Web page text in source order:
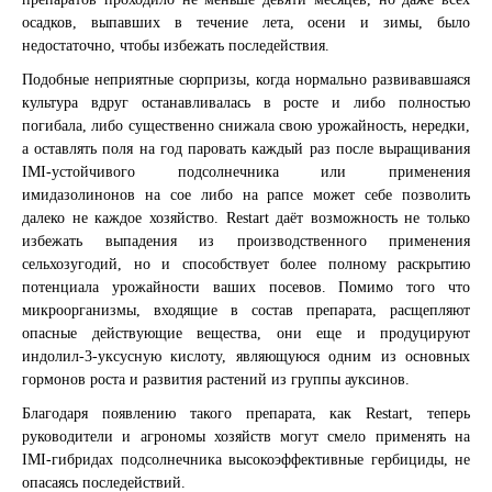
осадков, выпавших в течение лета, осени и зимы, было
недостаточно, чтобы избежать последействия.
Подобные неприятные сюрпризы, когда нормально развивавшаяся
культура вдруг останавливалась в росте и либо полностью
погибала, либо существенно снижала свою урожайность, нередки,
а оставлять поля на год паровать каждый раз после выращивания
IMI-устойчивого подсолнечника или применения
имидазолинонов на сое либо на рапсе может себе позволить
далеко не каждое хозяйство. Restart даёт возможность не только
избежать выпадения из производственного применения
сельхозугодий, но и способствует более полному раскрытию
потенциала урожайности ваших посевов. Помимо того что
микроорганизмы, входящие в состав препарата, расщепляют
опасные действующие вещества, они еще и продуцируют
индолил-3-уксусную кислоту, являющуюся одним из основных
гормонов роста и развития растений из группы ауксинов.
Благодаря появлению такого препарата, как Restart, теперь
руководители и агрономы хозяйств могут смело применять на
IMI-гибридах подсолнечника высокоэффективные гербициды, не
опасаясь последействий.
Отправить
Отправить
Отправить
Прикрепить фотографии
фитопатологов, к.б.н. Анатолия
Таракановского
Позвоните на номер 8 800 550 77 00 или оставьте свой номер телефона
и мы перезвоним вам в ближайшее время
Прикрепить фотографии
Отправить
Отправить
Отправить
Отправить
БЕСПЛАТНО будет доступна
технология защиты семян 2026
Получить технологию защиты семян 2026
ФИО*
Email
Телефон
Отправить